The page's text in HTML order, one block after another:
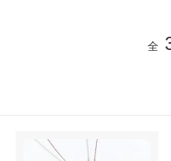
全